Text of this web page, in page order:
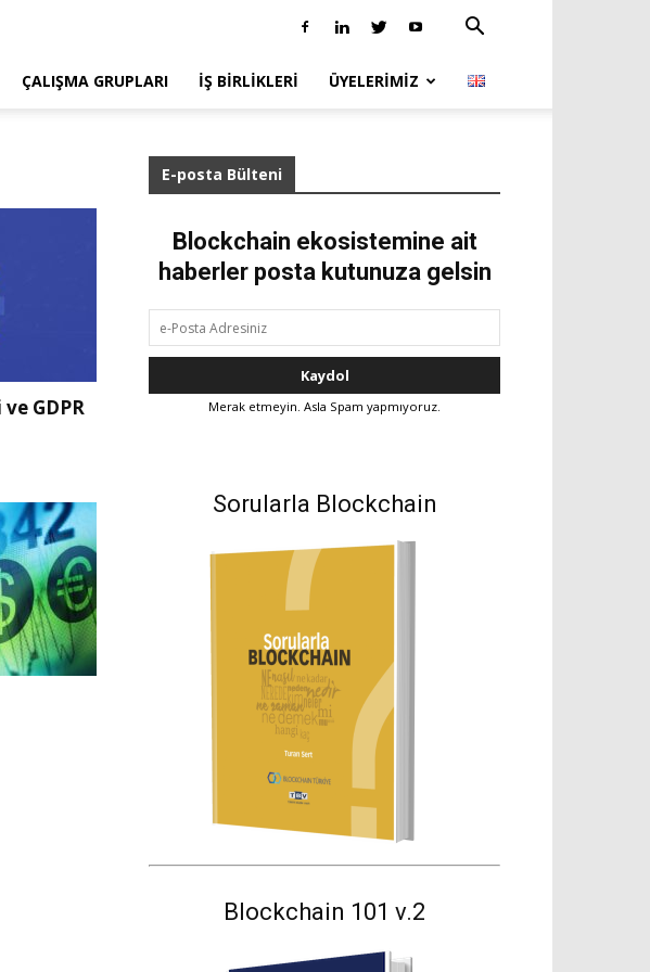
ÇALIŞMA GRUPLARI İŞ BIRLIKLERI ÜYELERIMIZ
GDPR
E-posta Bülteni
Blockchain ekosistemine ait
haberler posta kutunuza gelsin
Merak etmeyin. Asla Spam yapmıyoruz.
Sorularla Blockchain
Blockchain 101 v.2